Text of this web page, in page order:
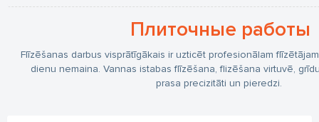
Плиточные работы
Flīzēšanas darbus visprātīgākais ir uzticēt profesionālam
dienu nemaina. Vannas istabas flīzēšana, flizēšana virtuvē,
prasa precizitāti un pieredzi.